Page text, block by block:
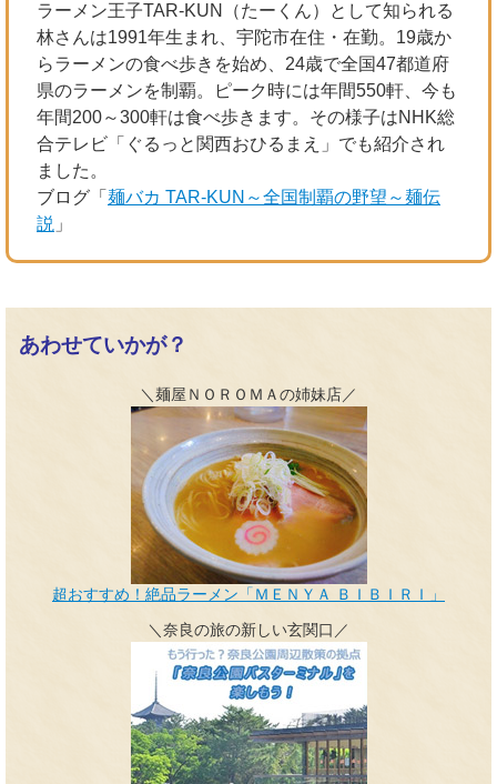
ラーメン王子TAR-KUN（たーくん）として知られる
林さんは1991年生まれ、宇陀市在住・在勤。19歳か
らラーメンの食べ歩きを始め、24歳で全国47都道府
県のラーメンを制覇。ピーク時には年間550軒、今も
年間200～300軒は食べ歩きます。その様子はNHK総
合テレビ「ぐるっと関西おひるまえ」でも紹介され
ました。
ブログ「 麺バカ TAR-KUN～全国制覇の野望～麺伝
説 」
あわせていかが？
＼麺屋ＮＯＲＯＭＡの姉妹店／
超おすすめ！絶品ラーメン「ＭＥＮＹＡ ＢＩＢＩＲＩ」
＼奈良の旅の新しい玄関口／